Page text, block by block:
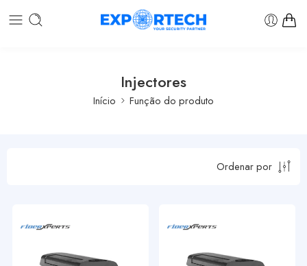
Injectores
Início Função do produto
Ordenar por